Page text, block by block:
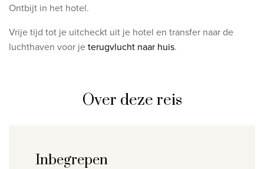
Ontbijt in het hotel.
Vrije tijd tot je uitcheckt uit je hotel en transfer naar de
luchthaven voor jeterugvlucht naar huis.
Over deze reis
Inbegrepen